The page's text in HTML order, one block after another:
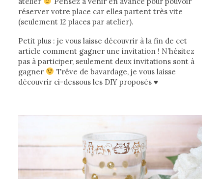
réserver votre place car elles partent très vite
(seulement 12 places par atelier).
Petit plus : je vous laisse découvrir à la fin de cet
article comment gagner une invitation ! N’hésitez
pas à participer, seulement deux invitations sont à
gagner
Trêve de bavardage, je vous laisse
découvrir ci-dessous les DIY proposés ♥